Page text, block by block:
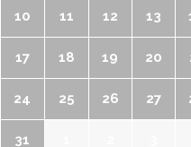
10 11 12 13
17 18 19 20
24 25 26 27
31